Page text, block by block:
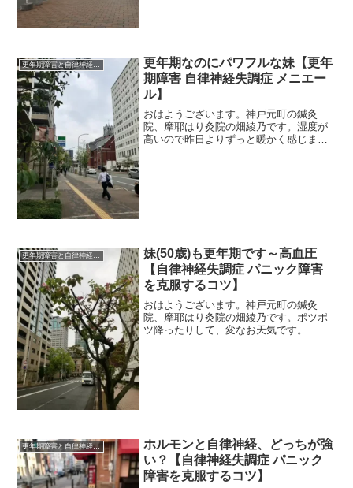
更年期障害と自律神経失調症
更年期なのにパワフルな妹【更年
期障害 自律神経失調症 メニエー
ル】
おはようございます。神戸元町の鍼灸
院、摩耶はり灸院の畑綾乃です。湿度が
高いので昨日よりずっと暖かく感じま
更年期障害と自律神経失調症
妹(50歳)も更年期です～高血圧
【自律神経失調症 パニック障害
を克服するコツ】
おはようございます。神戸元町の鍼灸
院、摩耶はり灸院の畑綾乃です。ポツポ
ツ降ったりして、変なお天気です。 ＊
更年期障害と自律神経失調症
ホルモンと自律神経、どっちが強
い？【自律神経失調症 パニック
障害を克服するコツ】